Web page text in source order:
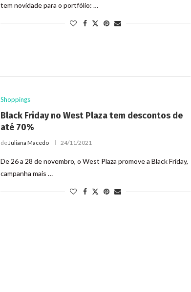
tem novidade para o portfólio: …
Shoppings
Black Friday no West Plaza tem descontos de
até 70%
deJuliana Macedo 24/11/2021
De 26 a 28 de novembro, o West Plaza promove a Black Friday,
campanha mais …